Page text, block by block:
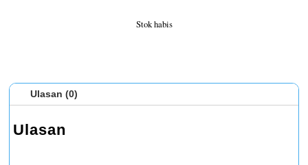
Stok habis
Ulasan (0)
Ulasan